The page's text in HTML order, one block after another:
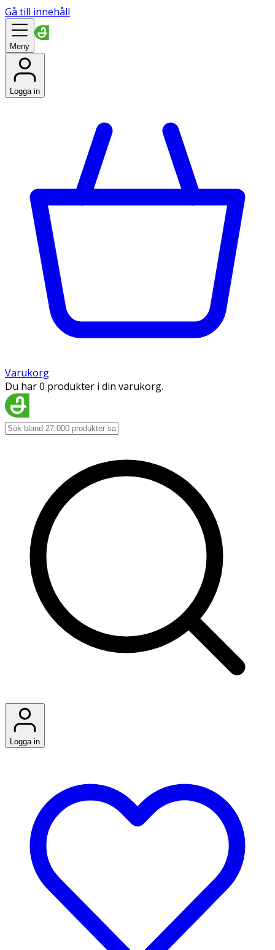
Gå till innehåll
Meny
Logga in
Varukorg
Du har 0 produkter i din varukorg.
Logga in